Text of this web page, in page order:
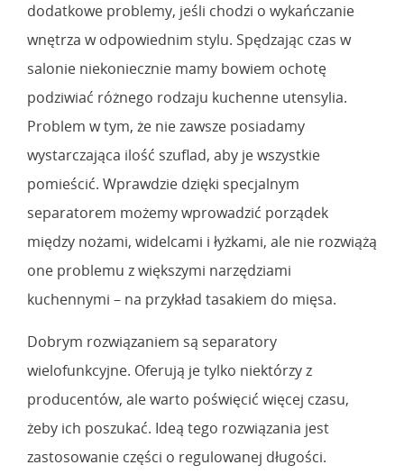
dodatkowe problemy, jeśli chodzi o wykańczanie
wnętrza w odpowiednim stylu. Spędzając czas w
salonie niekoniecznie mamy bowiem ochotę
podziwiać różnego rodzaju kuchenne utensylia.
Problem w tym, że nie zawsze posiadamy
wystarczająca ilość szuflad, aby je wszystkie
pomieścić. Wprawdzie dzięki specjalnym
separatorem możemy wprowadzić porządek
między nożami, widelcami i łyżkami, ale nie rozwiążą
one problemu z większymi narzędziami
kuchennymi – na przykład tasakiem do mięsa.
Dobrym rozwiązaniem są separatory
wielofunkcyjne. Oferują je tylko niektórzy z
producentów, ale warto poświęcić więcej czasu,
żeby ich poszukać. Ideą tego rozwiązania jest
zastosowanie części o regulowanej długości.